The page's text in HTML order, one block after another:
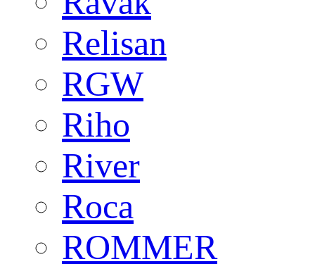
Relisan
RGW
Riho
River
Roca
ROMMER